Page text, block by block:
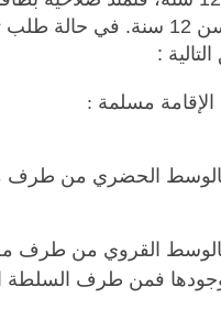
بلوغ القاصر سن 12 سنة.
التالية :
الإقامة مسلمة :
الحضري من طرف
القروي من طرف
فمن طرف السلطة